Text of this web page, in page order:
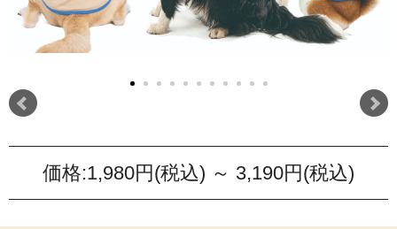
価格:1,980円 (税込) ～ 3,190円 (税込)